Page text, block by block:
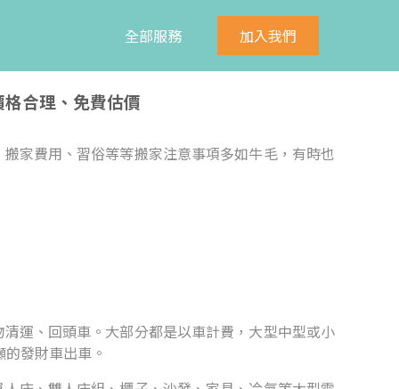
全部服務 加入我們
合理、免費估價
家費用、習俗等等搬家注意事項多如牛毛，有時也
運、回頭車。大部分都是以車計費，大型中型或小
發財車出車。